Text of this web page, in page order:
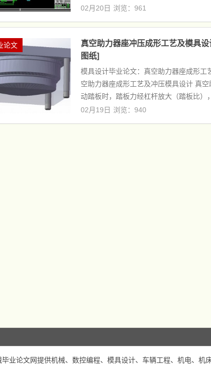
02月20日 浏览：961
论文
真空助力器座冲压成形工艺及模具
图纸]
模具设计毕业论文：真空助力器座成形
空助力器座成形工艺及冲压模具设计 真
动踏板时，踏板力经杠杆放大（踏板比）
02月19日 浏览：940
毕业论文网提供机械、数控编程、模具设计、车辆工程、机电、机